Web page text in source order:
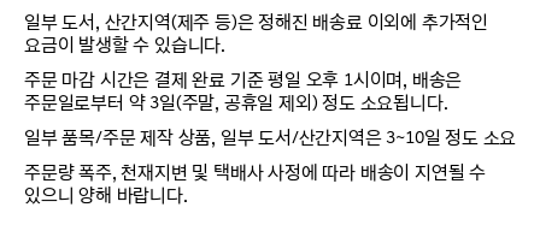
일부 도서, 산간지역(제주 등)은 정해진 배송료 이외에 추가적인
요금이 발생할 수 있습니다.
주문 마감 시간은 결제 완료 기준 평일 오후 1시이며, 배송은
주문일로부터 약 3일(주말, 공휴일 제외) 정도 소요됩니다.
일부 품목/주문 제작 상품, 일부 도서/산간지역은 3~10일 정도 소요
주문량 폭주, 천재지변 및 택배사 사정에 따라 배송이 지연될 수
있으니 양해 바랍니다.